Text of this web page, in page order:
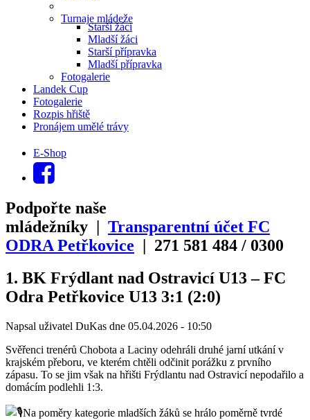
Turnaje mládeže
Starší žáci
Mladší žáci
Starší přípravka
Mladší přípravka
Fotogalerie
Landek Cup
Fotogalerie
Rozpis hřiště
Pronájem umělé trávy
E-Shop
Podpořte naše
mládežníky | Transparentní účet FC
ODRA Petřkovice | 271 581 484 / 0300
1. BK Frýdlant nad Ostravicí U13 – FC
Odra Petřkovice U13 3:1 (2:0)
Napsal uživatel DuKas dne 05.04.2026 - 10:50
Svěřenci trenérů Chobota a Laciny odehráli druhé jarní utkání v
krajském přeboru, ve kterém chtěli odčinit porážku z prvního
zápasu. To se jim však na hřišti Frýdlantu nad Ostravicí nepodařilo a
domácím podlehli 1:3.
Na poměry kategorie mladších žáků se hrálo poměrně tvrdé